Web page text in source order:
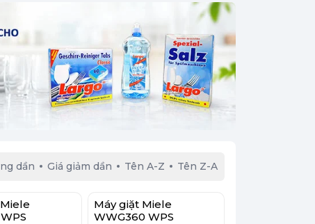
dần Giá giảm dần Tên A-Z Tên Z-A
Máy giặt Miele
WWG360 WPS